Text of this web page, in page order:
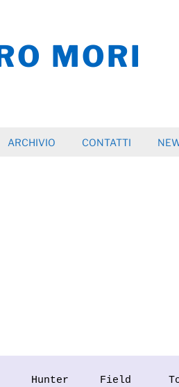
MORI
ARCHIVIO CONTATTI
Hunter     Field